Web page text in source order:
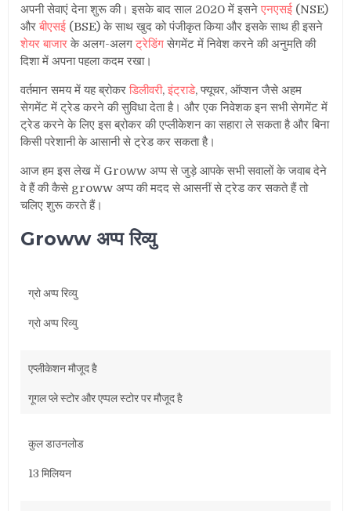
अपनी सेवाएं देना शुरू की। इसके बाद साल 2020 में इसनेएनएसई (NSE)
औरबीएसई (BSE) के साथ खुद को पंजीकृत किया और इसके साथ ही इसने
शेयर बाजारके अलग-अलग ट्रेडिंगसेगमेंट में निवेश करने की अनुमति की
दिशा में अपना पहला कदम रखा।
वर्तमान समय में यह ब्रोकरडिलीवरी,इंट्राडे, फ्यूचर, ऑप्शन जैसे अहम
सेगमेंट में ट्रेड करने की सुविधा देता है। और एक निवेशक इन सभी सेगमेंट में
ट्रेड करने के लिए इस ब्रोकर की एप्लीकेशन का सहारा ले सकता है और बिना
किसी परेशानी के आसानी से ट्रेड कर सकता है।
आज हम इस लेख में Groww अप्प से जुड़े आपके सभी सवालों के जवाब देने
वे हैं की कैसे groww अप्प की मदद से आसनीं से ट्रेड कर सकते हैं तो
चलिए शुरू करते हैं।
Groww अप्प रिव्यु
ग्रो अप्प रिव्यु
ग्रो अप्प रिव्यु
एप्लीकेशन मौजूद है
गूगल प्ले स्टोर और एप्पल स्टोर पर मौजूद है
कुल डाउनलोड
13 मिलियन